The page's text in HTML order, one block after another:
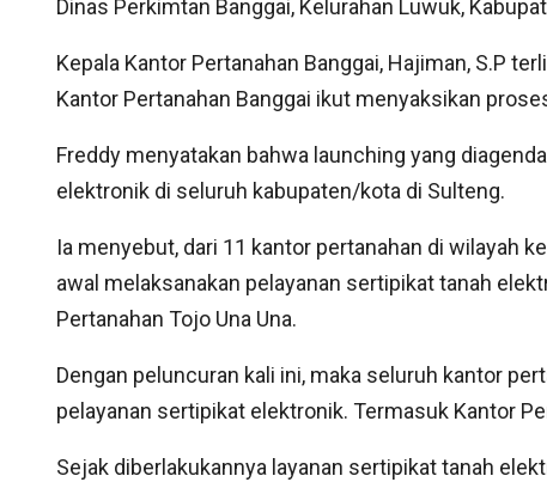
Dinas Perkimtan Banggai, Kelurahan Luwuk,
Kepala Kantor Pertanahan Banggai, Hajiman, S.P
Kantor Pertanahan Banggai ikut menyaksikan
Freddy menyatakan bahwa launching yang
elektronik di seluruh kabupaten/kota di Sulteng.
Ia menyebut, dari 11 kantor pertanahan di wilayah
awal melaksanakan pelayanan sertipikat tanah
Pertanahan Tojo Una Una.
Dengan peluncuran kali ini, maka seluruh kantor
pelayanan sertipikat elektronik. Termasuk Kantor
Sejak diberlakukannya layanan sertipikat tanah